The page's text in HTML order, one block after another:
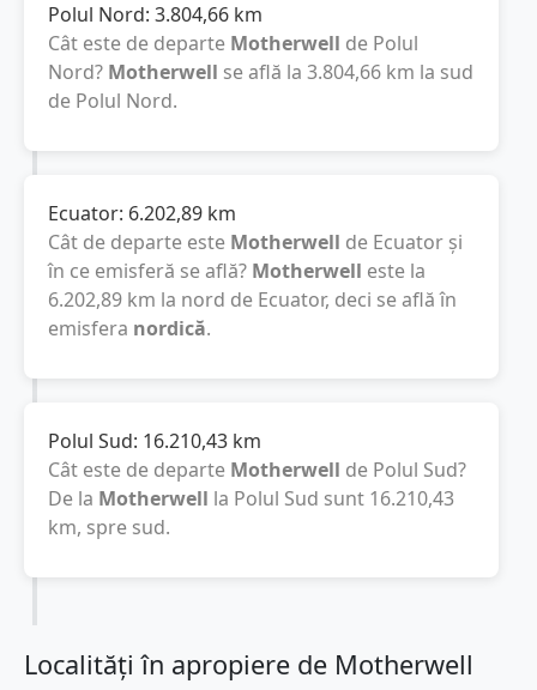
Polul Nord: 3.804,66 km
Cât este de departe Motherwell de Polul
Nord? Motherwell se află la 3.804,66 km la sud
de Polul Nord.
Ecuator: 6.202,89 km
Cât de departe este Motherwell de Ecuator și
în ce emisferă se află? Motherwell este la
6.202,89 km la nord de Ecuator, deci se află în
emisfera nordică.
Polul Sud: 16.210,43 km
Cât este de departe Motherwell de Polul Sud?
De la Motherwell la Polul Sud sunt 16.210,43
km, spre sud.
Localități în apropiere de Motherwell